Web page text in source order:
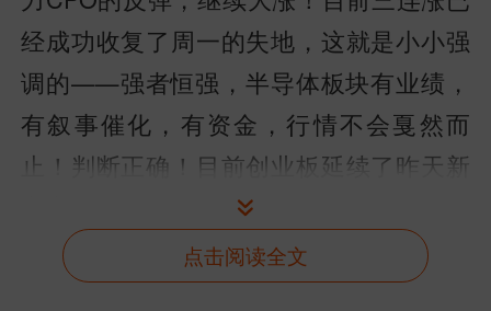
经成功收复了周一的失地，这就是小小强
调的——强者恒强，半导体板块有业绩，
有叙事催化，有资金，行情不会戛然而
止！判断正确！目前创业板延续了昨天新
高之后的震荡，分歧，但好在回踩五日线
支撑有效，科创50也成功站上五日线，小
小昨晚复盘提过——今天如果科创50也能
点击阅读全文